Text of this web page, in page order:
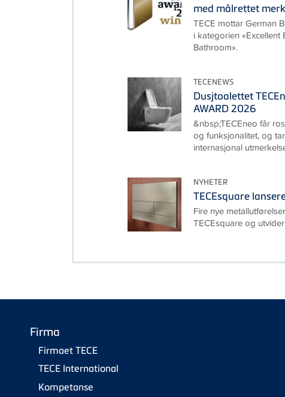
med målrettet
TECE mottar German
i kategorien
Bathroom».
TECENEWS
Dusjtoalettet
AWARD 2026
&nbsp;TECEneo får
og funksjonalitet, og
internasjonal
NYHETER
TECEsquare
Fire nye
TECEsquare og
Firma
Firmaet TECE
TECE International
Kompetanse